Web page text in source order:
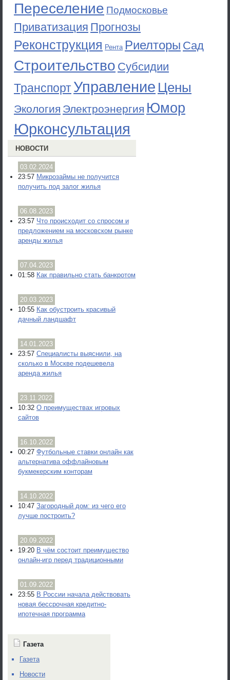
Переселение Подмосковье
Приватизация Прогнозы
Реконструкция Рента Риелторы Сад
Строительство Субсидии
ТранспортУправление Цены
Экология Электроэнергия Юмор
Юрконсультация
НОВОСТИ
03.02.2024
23:57 Микрозаймы не получится
получить под залог жилья
06.08.2023
23:57 Что происходит со спросом и
предложением на московском рынке
аренды жилья
07.04.2023
01:58 Как правильно стать банкротом
20.03.2023
10:55 Как обустроить красивый
дачный ландшафт
14.01.2023
23:57 Специалисты выяснили, на
сколько в Москве подешевела
аренда жилья
23.11.2022
10:32 О преимуществах игровых
сайтов
16.10.2022
00:27 Футбольные ставки онлайн как
альтернатива оффлайновым
букмекерским конторам
14.10.2022
10:47 Загородный дом: из чего его
лучше построить?
20.09.2022
19:20 В чём состоит преимущество
онлайн-игр перед традиционными
01.09.2022
23:55 В России начала действовать
новая бессрочная кредитно-
ипотечная программа
Газета
Газета
Новости